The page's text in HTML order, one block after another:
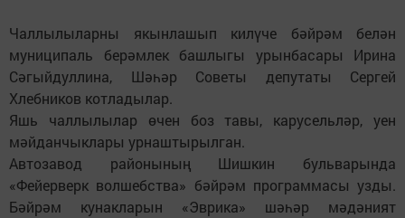
Чаллылыларны якынлашып килүче бәйрәм белән
муниципаль берәмлек башлыгы урынбасары Ирина
Сәгыйдуллина, Шәһәр Советы депутаты Сергей
Хлебников котладылар.
Яшь чаллылылар өчен боз тавы, карусельләр, уен
мәйданчыклары урнаштырылган.
Автозавод районының Шишкин бульварында
«Фейерверк волшебства» бәйрәм программасы узды.
Бәйрәм кунакларын «Эврика» шәһәр мәдәният